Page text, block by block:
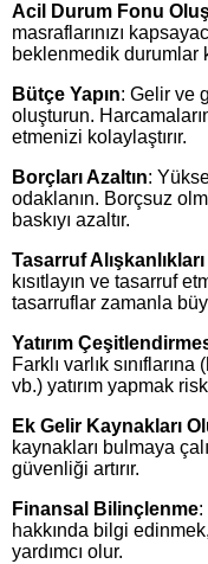
Acil Durum Fonu
masraflarınızı
beklenmedik durumlar
Bütçe Yapın: Gelir ve
oluşturun.
etmenizi kolaylaştırır.
Borçları Azaltın:
odaklanın. Borçsuz
baskıyı azaltır.
Tasarruf
kısıtlayın ve tasarruf
tasarruflar zamanla
Yatırım
Farklı varlık
vb.) yatırım yapmak
Ek Gelir Kaynakları
kaynakları bulmaya
güvenliği artırır.
Finansal Bilinçlenme:
hakkında bilgi
yardımcı olur.